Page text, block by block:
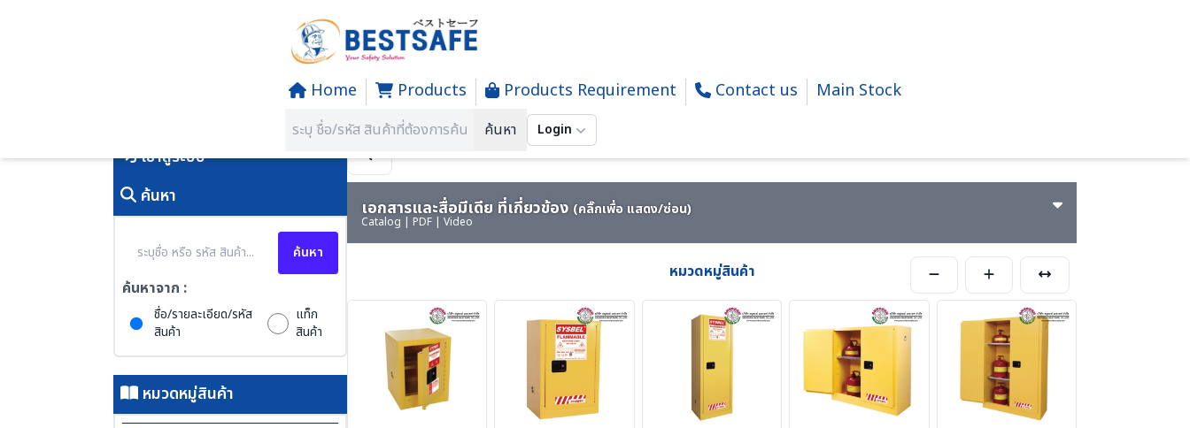
Home Products Products Requirement Contact us Main Stock
ค้นหา Login
SECTION 39 SAFETY CARBINET - ตู้เก็บสารเคมีและสารไวไฟ
เข้าสู่ระบบ
ค้นหา
ค้นหา
ค้นหาจาก :
ชื่อ/รายละเอียด/รหัส
สินค้า
แท็ก
สินค้า
หมวดหมู่สินค้า
เอกสารและสื่อมีเดีย ที่เกี่ยวข้อง (คลิ๊กเพื่อ แสดง/ซ่อน)
Catalog | PDF | Video
หมวดหมู่สินค้า